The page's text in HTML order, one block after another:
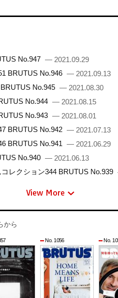
No.947 — 2021.09.29
BRUTUS No.946 — 2021.09.13
No.945 — 2021.08.30
No.944 — 2021.08.15
No.943 — 2021.08.01
BRUTUS No.942 — 2021.07.13
BRUTUS No.941 — 2021.06.29
No.940 — 2021.06.13
レクション344 BRUTUS No.939
View More
から
No. 1056 No.